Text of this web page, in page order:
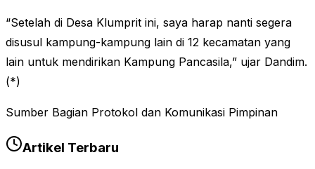
“Setelah di Desa Klumprit ini, saya harap nanti segera
disusul kampung-kampung lain di 12 kecamatan yang
lain untuk mendirikan Kampung Pancasila,” ujar Dandim.
(*)
Sumber Bagian Protokol dan Komunikasi Pimpinan
Artikel Terbaru